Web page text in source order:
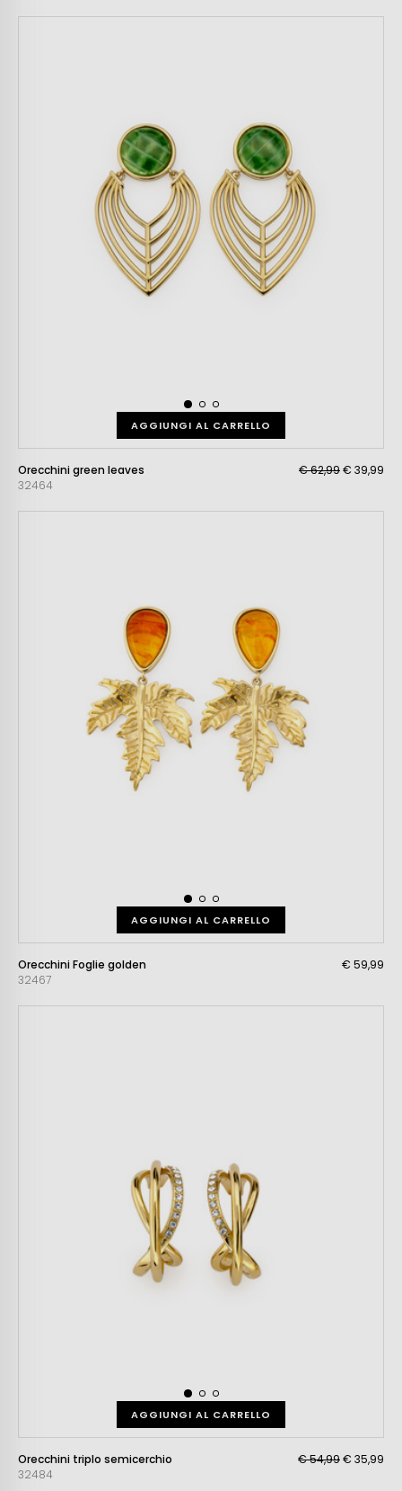
AGGIUNGI AL CARRELLO
Orecchini green leaves
32464
€ 62,99€ 39,99
AGGIUNGI AL CARRELLO
Orecchini Foglie golden
32467
€ 59,99
AGGIUNGI AL CARRELLO
Orecchini triplo semicerchio
32484
€ 54,99€ 35,99